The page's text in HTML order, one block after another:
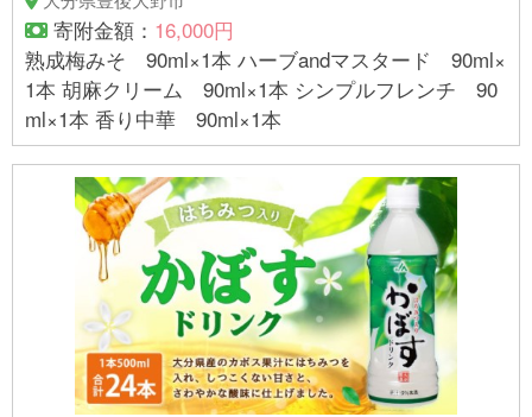
寄附金額： 16,000円
熟成梅みそ 90ml×1本 ハーブandマスタード 90ml×
1本 胡麻クリーム 90ml×1本 シンプルフレンチ 90
ml×1本 香り中華 90ml×1本